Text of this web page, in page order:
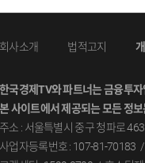
회사소개 법적고지
한국경제TV와파트너는금융투
본사이트에서제공되는모든정
주소:서울특별시중구청파로
사업자등록번호:107-81-70183